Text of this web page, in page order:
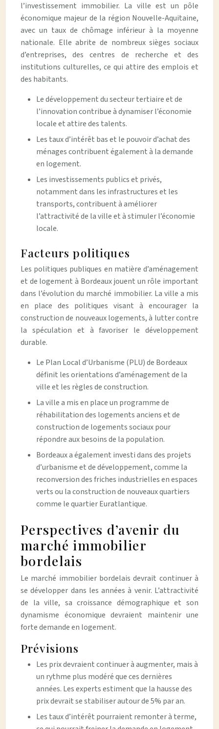
l’investissement immobilier. La ville est un pôle
économique majeur de la région Nouvelle-Aquitaine,
avec un taux de chômage inférieur à la moyenne
nationale. Elle abrite de nombreux sièges sociaux
d’entreprises, des centres de recherche et des
institutions culturelles, ce qui attire des emplois et
des habitants.
Le développement du secteur tertiaire et de
l’innovation contribue à dynamiser l’économie
locale et attire des talents.
Les taux d’intérêt bas et le pouvoir d’achat des
ménages contribuent également à la demande
en logement.
Les investissements publics et privés,
notamment dans les infrastructures et les
transports, contribuent à améliorer
l’attractivité de la ville et à stimuler l’économie
locale.
Facteurs politiques
Les politiques publiques en matière d’aménagement
et de logement à Bordeaux jouent un rôle important
dans l’évolution du marché immobilier. La ville a mis
en place des politiques visant à encourager la
construction de nouveaux logements, à lutter contre
la spéculation et à favoriser le développement
durable.
Le Plan Local d’Urbanisme (PLU) de Bordeaux
définit les orientations d’aménagement de la
ville et les règles de construction.
La ville a mis en place un programme de
réhabilitation des logements anciens et de
construction de logements sociaux pour
répondre aux besoins de la population.
Bordeaux a également investi dans des projets
d’urbanisme et de développement, comme la
reconversion des friches industrielles en espaces
verts ou la construction de nouveaux quartiers
comme le quartier Euratlantique.
Perspectives d’avenir du
marché immobilier
bordelais
Le marché immobilier bordelais devrait continuer à
se développer dans les années à venir. L’attractivité
de la ville, sa croissance démographique et son
dynamisme économique devraient maintenir une
forte demande en logement.
Prévisions
Les prix devraient continuer à augmenter, mais à
un rythme plus modéré que ces dernières
années. Les experts estiment que la hausse des
prix devrait se stabiliser autour de 5% par an.
Les taux d’intérêt pourraient remonter à terme,